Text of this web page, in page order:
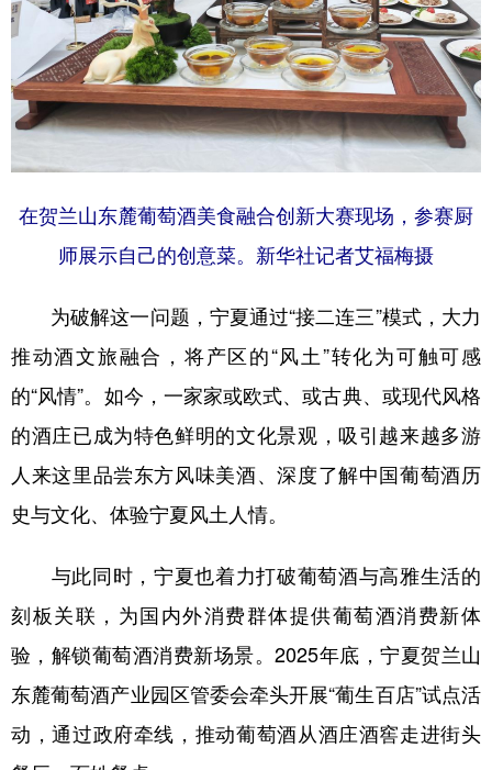
在贺兰山东麓葡萄酒美食融合创新大赛现场，参赛厨
师展示自己的创意菜。新华社记者艾福梅摄
为破解这一问题，宁夏通过“接二连三”模式，大力
推动酒文旅融合，将产区的“风土”转化为可触可感
的“风情”。如今，一家家或欧式、或古典、或现代风格
的酒庄已成为特色鲜明的文化景观，吸引越来越多游
人来这里品尝东方风味美酒、深度了解中国葡萄酒历
史与文化、体验宁夏风土人情。
与此同时，宁夏也着力打破葡萄酒与高雅生活的
刻板关联，为国内外消费群体提供葡萄酒消费新体
验，解锁葡萄酒消费新场景。2025年底，宁夏贺兰山
东麓葡萄酒产业园区管委会牵头开展“葡生百店”试点活
动，通过政府牵线，推动葡萄酒从酒庄酒窖走进街头